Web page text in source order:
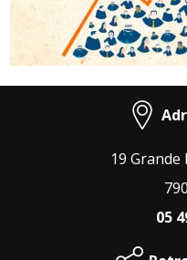
19
05